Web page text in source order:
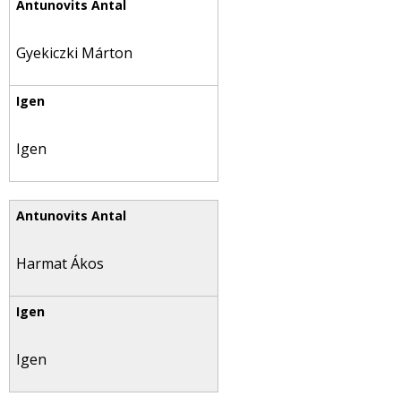
Gyekiczki Márton
Igen
Harmat Ákos
Igen